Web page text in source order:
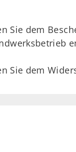
Sie dem
Sie dem